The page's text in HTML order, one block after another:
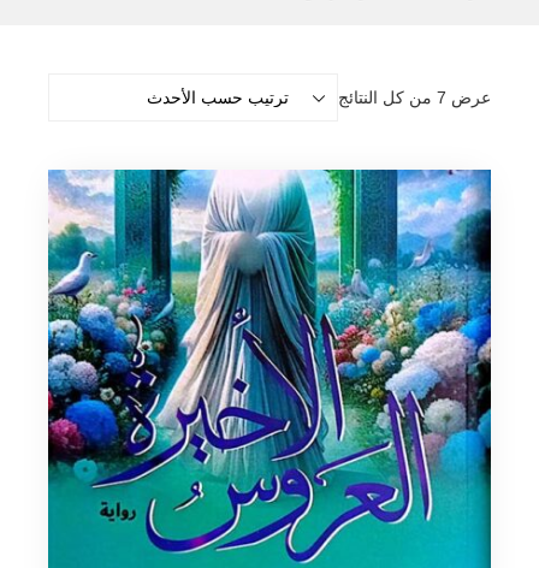
عرض ⁦7⁩ من كل النتائج
تم
الأحدث